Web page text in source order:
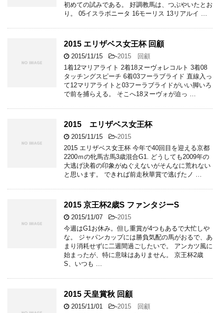
初めての試みである。 好調教馬は、つぶやいたとお
り。 05イスラボニータ 16モーリス 13リアルイ …
2015 エリザベス女王杯 回顧
2015/11/15 -2015 回顧
1着12マリアライト 2着18ヌーヴォレコルト 3着08
タッチングスピーチ 6着03フーラブライド 直線入っ
て12マリアライトと03フーラブライドがいい脚いろ
で前を捕らえる。 そこへ18ヌーヴォが迫っ …
2015 エリザベス女王杯
2015/11/15 -2015
2015 エリザベス女王杯 今年で40回目を迎える京都
2200ｍの牝馬古馬3歳混合G1. どうしても2009年の
大逃げ決着の印象がぬぐえないがそんなに荒れない
と思います。 できれば前走秋華賞で逃げたノ …
2015 京王杯2歳S ファンタジーS
2015/11/07 -2015
今週はG1お休み。但し重賞が4つもあるで大忙しや
な。 ジャパンカップには勝負気配の馬がおるで、あ
まり消耗せずに二週間過ごしたいで。 アンカツ風に
始まったが、特に意味はありません。 京王杯2歳
S、いつも …
2015 天皇賞秋 回顧
2015/11/01 -2015 回顧